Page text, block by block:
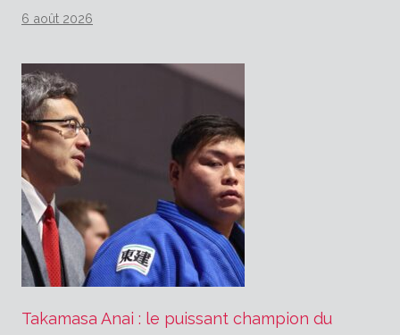
6 août 2026
Takamasa Anai : le puissant champion du